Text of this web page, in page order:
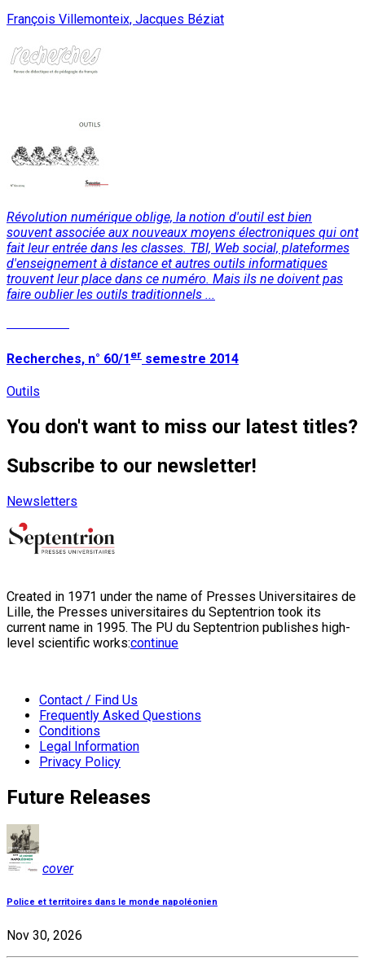
François Villemonteix, Jacques Béziat
Révolution numérique oblige, la notion d'outil est bien
souvent associée aux nouveaux moyens électroniques qui ont
fait leur entrée dans les classes. TBI, Web social, plateformes
d'enseignement à distance et autres outils informatiques
trouvent leur place dans ce numéro. Mais ils ne doivent pas
faire oublier les outils traditionnels ...
Recherches, n° 60/1 er semestre 2014
Outils
You don't want to miss our latest titles?
Subscribe to our newsletter!
Newsletters
Created in 1971 under the name of Presses Universitaires de
Lille, the Presses universitaires du Septentrion took its
current name in 1995. The PU du Septentrion publishes high-
level scientific works:continue
Contact / Find Us
Frequently Asked Questions
Conditions
Legal Information
Privacy Policy
Future Releases
cover
Police et territoires dans le monde napoléonien
Nov 30, 2026